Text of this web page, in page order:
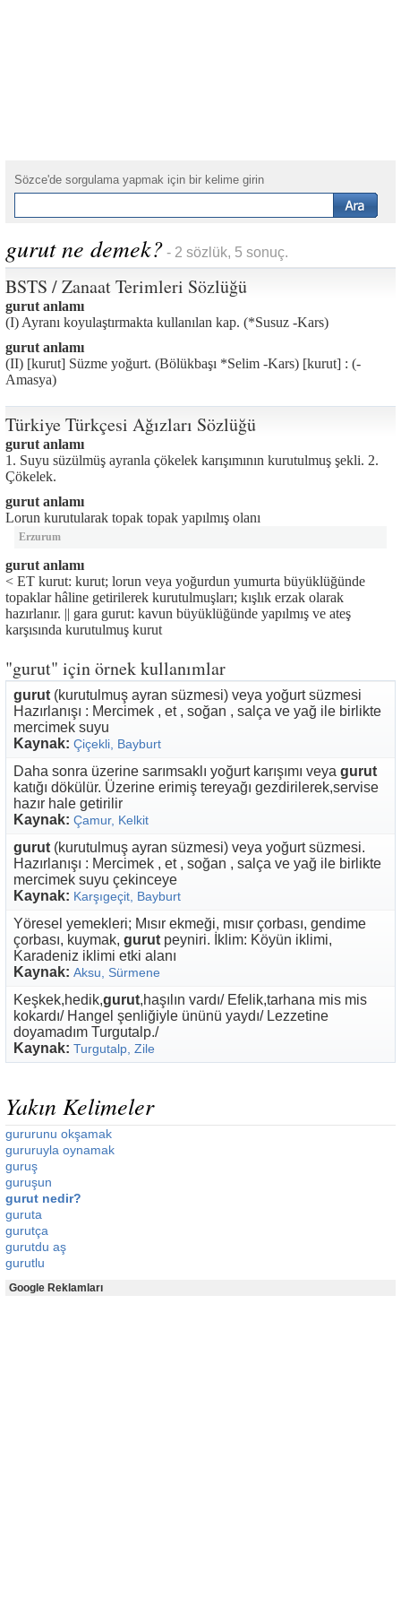
Sözce'de sorgulama yapmak için bir kelime girin
gurut ne demek? - 2 sözlük, 5 sonuç.
BSTS / Zanaat Terimleri Sözlüğü
gurut anlamı
(I) Ayranı koyulaştırmakta kullanılan kap. (*Susuz -Kars)
gurut anlamı
(II) [kurut] Süzme yoğurt. (Bölükbaşı *Selim -Kars) [kurut] : (-
Amasya)
Türkiye Türkçesi Ağızları Sözlüğü
gurut anlamı
1. Suyu süzülmüş ayranla çökelek karışımının kurutulmuş şekli. 2.
Çökelek.
gurut anlamı
Lorun kurutularak topak topak yapılmış olanı
Erzurum
gurut anlamı
< ET kurut: kurut; lorun veya yoğurdun yumurta büyüklüğünde
topaklar hâline getirilerek kurutulmuşları; kışlık erzak olarak
hazırlanır. || gara gurut: kavun büyüklüğünde yapılmış ve ateş
karşısında kurutulmuş kurut
"gurut" için örnek kullanımlar
gurut (kurutulmuş ayran süzmesi) veya yoğurt süzmesi
Hazırlanışı : Mercimek , et , soğan , salça ve yağ ile birlikte
mercimek suyu
Kaynak: Çiçekli, Bayburt
Daha sonra üzerine sarımsaklı yoğurt karışımı veya gurut
katığı dökülür. Üzerine erimiş tereyağı gezdirilerek,servise
hazır hale getirilir
Kaynak: Çamur, Kelkit
gurut (kurutulmuş ayran süzmesi) veya yoğurt süzmesi.
Hazırlanışı : Mercimek , et , soğan , salça ve yağ ile birlikte
mercimek suyu çekinceye
Kaynak: Karşıgeçit, Bayburt
Yöresel yemekleri; Mısır ekmeği, mısır çorbası, gendime
çorbası, kuymak, gurut peyniri. İklim: Köyün iklimi,
Karadeniz iklimi etki alanı
Kaynak: Aksu, Sürmene
Keşkek,hedik,gurut,haşılın vardı/ Efelik,tarhana mis mis
kokardı/ Hangel şenliğiyle ününü yaydı/ Lezzetine
doyamadım Turgutalp./
Kaynak: Turgutalp, Zile
Yakın Kelimeler
gururunu okşamak
gururuyla oynamak
guruş
guruşun
gurut nedir?
guruta
gurutça
gurutdu aş
gurutlu
Google Reklamları